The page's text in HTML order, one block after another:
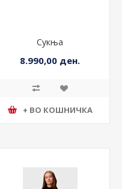
Сукња
8.990,00 ден.
+ ВО КОШНИЧКА